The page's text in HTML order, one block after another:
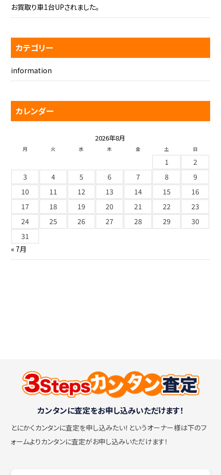
お買取り車1台UPされました。
カテゴリー
information
カレンダー
2026年8月
月 火 水 木 金 土 日
1
2
3
4 5 6 7 8
9
10
11 12 13 14 15
16
17
18 19 20 21 22
23
24
25 26 27 28 29
30
31
« 7月
カンタンに査定をお申し込みいただけます！
とにかくカンタンに査定を申し込みたい！ というオーナー様は下のフ
ォームよりカンタンに査定がお申し込みいただけます！